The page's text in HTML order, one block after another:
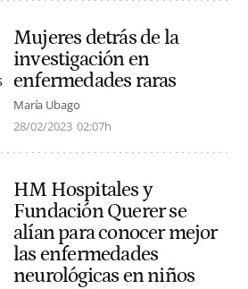
Mujeres detrás de la
investigación en
enfermedades raras
María Ubago
28/02/2023 02:07h
HM Hospitales y
Fundación Querer se
alían para conocer mejor
las enfermedades
neurológicas en niños